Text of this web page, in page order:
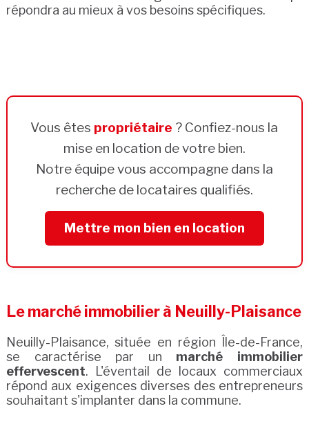
répondra au mieux à vos besoins spécifiques.
Vous êtes propriétaire ? Confiez-nous la
mise en location de votre bien.
Notre équipe vous accompagne dans la
recherche de locataires qualifiés.
Mettre mon bien en location
Le marché immobilier à Neuilly-Plaisance
Neuilly-Plaisance, située en région Île-de-France,
se caractérise par un marché immobilier
effervescent. L'éventail de locaux commerciaux
répond aux exigences diverses des entrepreneurs
souhaitant s'implanter dans la commune.